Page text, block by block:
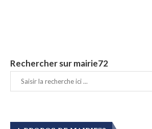
Rechercher sur mairie72